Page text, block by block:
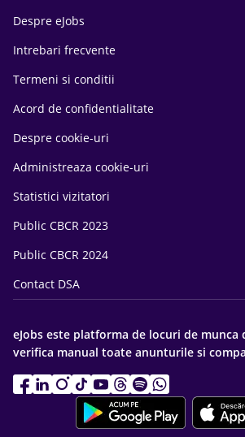
Despre eJobs
Intrebari frecvente
Termeni si conditii
Acord de confidentialitate
Despre cookie-uri
Administreaza cookie-uri
Statistici vizitatori
Public CBCR 2023
Public CBCR 2024
Contact DSA
eJobs este platforma de locuri de munca
verifica manual toate anunturile si